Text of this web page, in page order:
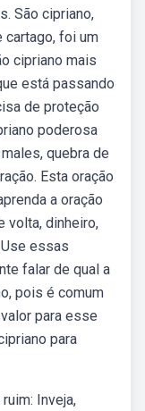
São cipriano,
cartago, foi um
cipriano mais
está passando
de proteção
poderosa
quebra de
Esta oração
a oração
volta, dinheiro,
essas
falar de qual a
pois é comum
para esse
para
Inveja,